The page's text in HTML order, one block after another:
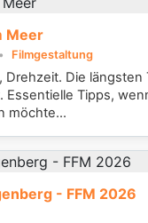
Meer
Filmgestaltung
Drehzeit. Die längsten
Essentielle Tipps,
möchte...
- FFM 2026